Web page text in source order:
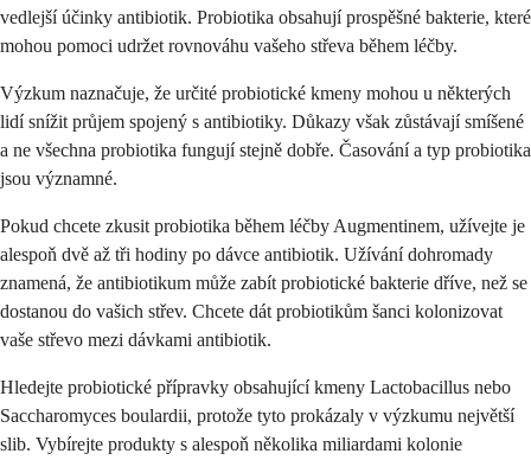
vedlejší účinky antibiotik. Probiotika obsahují prospěšné bakterie, které
mohou pomoci udržet rovnováhu vašeho střeva během léčby.
Výzkum naznačuje, že určité probiotické kmeny mohou u některých
lidí snížit průjem spojený s antibiotiky. Důkazy však zůstávají smíšené
a ne všechna probiotika fungují stejně dobře. Časování a typ probiotika
jsou významné.
Pokud chcete zkusit probiotika během léčby Augmentinem, užívejte je
alespoň dvě až tři hodiny po dávce antibiotik. Užívání dohromady
znamená, že antibiotikum může zabít probiotické bakterie dříve, než se
dostanou do vašich střev. Chcete dát probiotikům šanci kolonizovat
vaše střevo mezi dávkami antibiotik.
Hledejte probiotické přípravky obsahující kmeny Lactobacillus nebo
Saccharomyces boulardii, protože tyto prokázaly v výzkumu největší
slib. Vybírejte produkty s alespoň několika miliardami kolonie